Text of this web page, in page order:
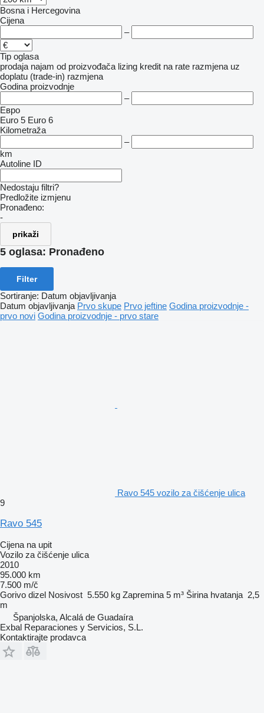
Bosna i Hercegovina
Cijena
–
Tip oglasa
prodaja najam od proizvođača lizing kredit na rate razmjena uz
doplatu (trade-in) razmjena
Godina proizvodnje
–
Евро
Euro 5 Euro 6
Kilometraža
–
km
Autoline ID
Nedostaju filtri?
Predložite izmjenu
Pronađeno:
-
prikaži
5 oglasa: Pronađeno
Filter
Sortiranje: Datum objavljivanja
Datum objavljivanja Prvo skupe Prvo jeftine Godina proizvodnje -
prvo novi Godina proizvodnje - prvo stare
Ravo 545 vozilo za čišćenje ulica
9
Ravo 545
Cijena na upit
Vozilo za čišćenje ulica
2010
95.000 km
7.500 m/č
Gorivo dizel Nosivost 5.550 kg Zapremina 5 m³ Širina hvatanja 2,5
m
Španjolska, Alcalá de Guadaíra
Exbal Reparaciones y Servicios, S.L.
Kontaktirajte prodavca